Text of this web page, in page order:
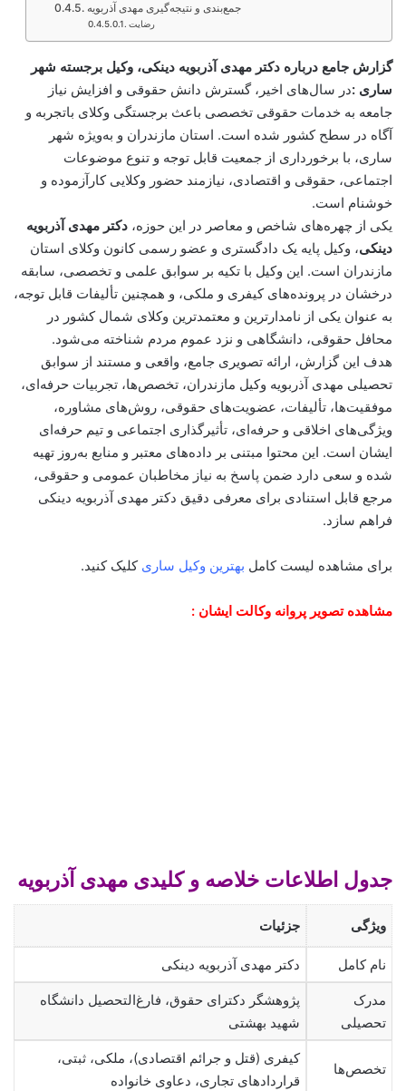
جمع‌بندی و نتیجه‌گیری مهدی آذربویه
رضایت
گزارش جامع درباره دکتر مهدی آذربویه دینکی، وکیل برجسته شهر
ساری :در سال‌های اخیر، گسترش دانش حقوقی و افزایش نیاز
جامعه به خدمات حقوقی تخصصی باعث برجستگی وکلای باتجربه و
آگاه در سطح کشور شده است. استان مازندران و به‌ویژه شهر
ساری، با برخورداری از جمعیت قابل توجه و تنوع موضوعات
اجتماعی، حقوقی و اقتصادی، نیازمند حضور وکلایی کارآزموده و
خوشنام است.
یکی از چهره‌های شاخص و معاصر در این حوزه، دکتر مهدی آذربویه
دینکی، وکیل پایه یک دادگستری و عضو رسمی کانون وکلای استان
مازندران است. این وکیل با تکیه بر سوابق علمی و تخصصی، سابقه
درخشان در پرونده‌های کیفری و ملکی، و همچنین تألیفات قابل توجه،
به عنوان یکی از نامدارترین و معتمدترین وکلای شمال کشور در
محافل حقوقی، دانشگاهی و نزد عموم مردم شناخته می‌شود.
هدف این گزارش، ارائه تصویری جامع، واقعی و مستند از سوابق
تحصیلی مهدی آذربویه وکیل مازندران، تخصص‌ها، تجربیات حرفه‌ای،
موفقیت‌ها، تألیفات، عضویت‌های حقوقی، روش‌های مشاوره،
ویژگی‌های اخلاقی و حرفه‌ای، تأثیرگذاری اجتماعی و تیم حرفه‌ای
ایشان است. این محتوا مبتنی بر داده‌های معتبر و منابع به‌روز تهیه
شده و سعی دارد ضمن پاسخ به نیاز مخاطبان عمومی و حقوقی،
مرجع قابل استنادی برای معرفی دقیق دکتر مهدی آذربویه دینکی
فراهم سازد.
برای مشاهده لیست کامل بهترین وکیل ساری کلیک کنید.
مشاهده تصویر پروانه وکالت ایشان :
جدول اطلاعات خلاصه و کلیدی مهدی آذربویه
ویژگی جزئیات
نام کامل دکتر مهدی آذربویه دینکی
مدرک
تحصیلی
پژوهشگر دکترای حقوق، فارغ‌التحصیل دانشگاه
شهید بهشتی
تخصص‌ها
کیفری (قتل و جرائم اقتصادی)، ملکی، ثبتی،
قراردادهای تجاری، دعاوی خانواده